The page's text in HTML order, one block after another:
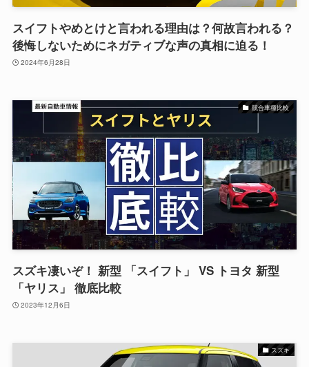
スイフトやめとけと言われる理由は？何故言われる？
後悔しないためにネガティブな声の真相に迫る！
2024年6月28日
競合車種比較
スズキ凄いぞ！ 新型 「スイフト」 VS トヨタ 新型
「ヤリス」 徹底比較
2023年12月6日
スズキ